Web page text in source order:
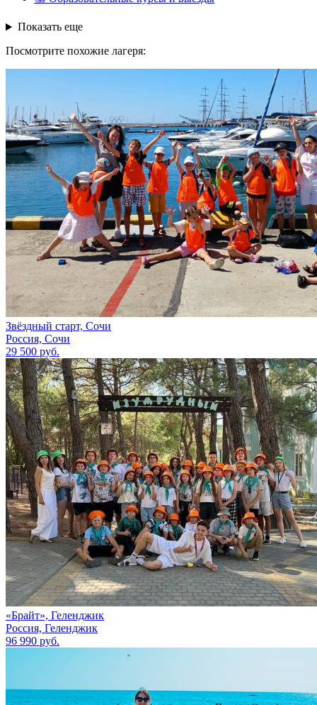
Показать еще
Посмотрите похожие лагеря:
Звёздный старт, Сочи
Россия, Сочи
29 500 руб.
«Брайт», Геленджик
Россия, Геленджик
96 990 руб.